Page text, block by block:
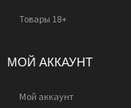
Товары 18+
МОЙ АККАУНТ
Мой аккаунт